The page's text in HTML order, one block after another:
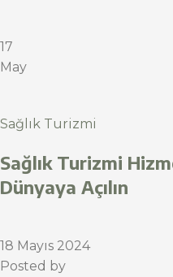
17
May
Sağlık Turizmi
Sağlık Turizmi
Dünyaya Açılın
18 Mayıs 2024
Posted by